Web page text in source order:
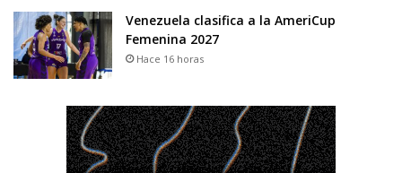
Venezuela clasifica a la AmeriCup
Femenina 2027
Hace 16 horas